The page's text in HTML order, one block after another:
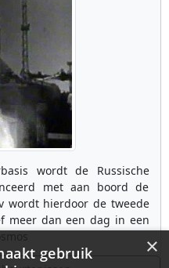
wordt de Russische
met aan boord de
wordt hierdoor de tweede
meer dan een dag in een
×
gebruik